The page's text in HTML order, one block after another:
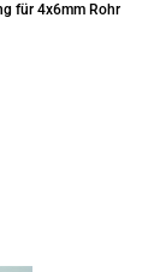
für 4x6mm Rohr